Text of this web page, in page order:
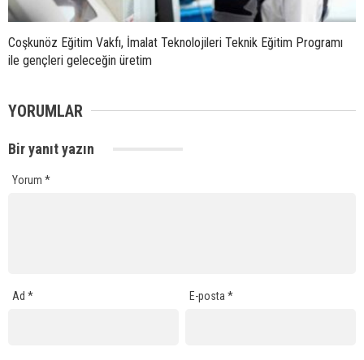
Coşkunöz Eğitim Vakfı, İmalat Teknolojileri Teknik Eğitim Programı
ile gençleri geleceğin üretim
YORUMLAR
Bir yanıt yazın
Yorum *
Ad * E-posta*